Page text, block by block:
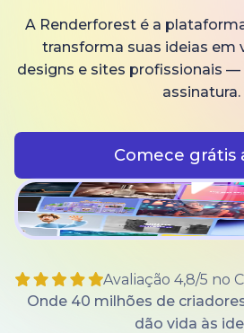
A Renderforest é a
transforma suas ideias em
designs e sites profissionais
assinatura.
Comece grátis
Avaliação 4,8/5 no
Onde 40 milhões de
dão vida às